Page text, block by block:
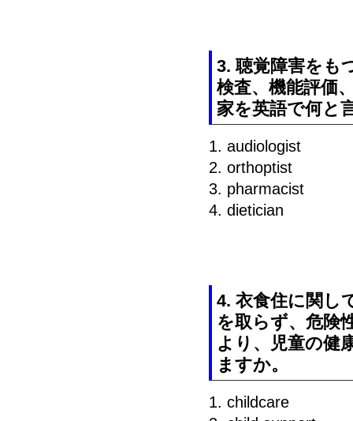
3. 聴覚障害をも
検査、機能評価
家を英語で何と
1. audiologist
2. orthoptist
3. pharmacist
4. dietician
4. 衣食住に関し
を取らず、危険
より、児童の健
ますか。
1. childcare